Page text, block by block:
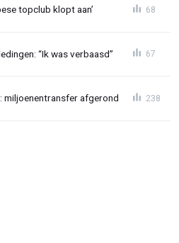
topclub klopt aan’ 68
“Ik was verbaasd” 67
miljoenentransfer afgerond 238